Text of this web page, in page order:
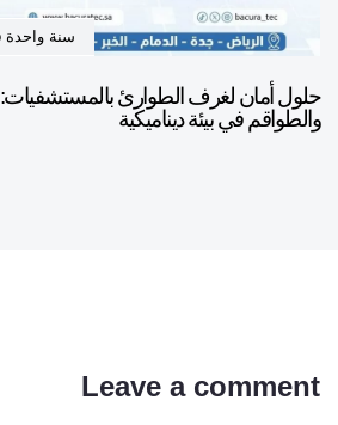
سنة واحدة ago
حلول أمان لغرف الطوارئ
والطواقم في بيئة ديناميكية
Leave a comment